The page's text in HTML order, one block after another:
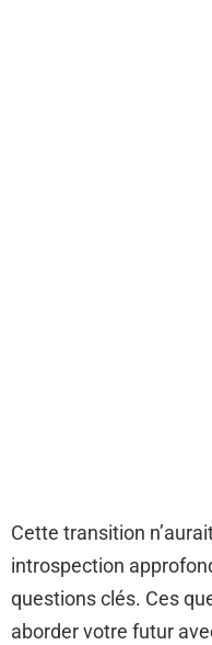
Cette transition
introspection
questions clés. Ces
aborder votre futur